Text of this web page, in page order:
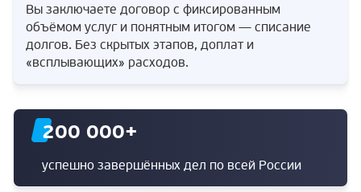
Вы заключаете договор с фиксированным
объёмом услуг и понятным итогом — списание
долгов. Без скрытых этапов, доплат и
«всплывающих» расходов.
200 000+
успешно завершённых дел по всей России